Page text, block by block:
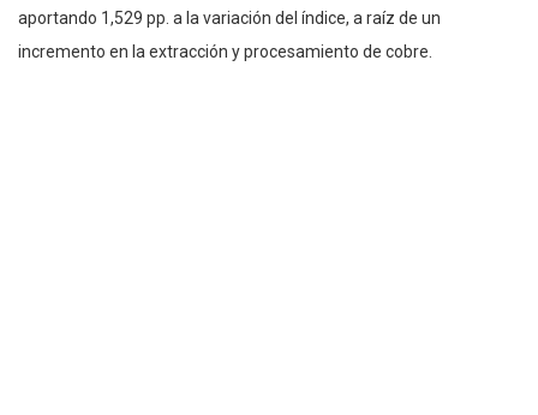
aportando 1,529 pp. a la variación del índice, a raíz de un
incremento en la extracción y procesamiento de cobre.